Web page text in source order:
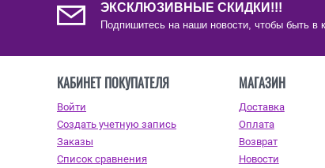
ЭКСКЛЮЗИВНЫЕ СКИДКИ!!!
Подпишитесь на наши новости, чтобы быть в
КАБИНЕТ ПОКУПАТЕЛЯ
Войти
Создать учетную запись
Заказы
Список сравнения
МАГАЗИН
Доставка
Оплата
Возврат
Новости